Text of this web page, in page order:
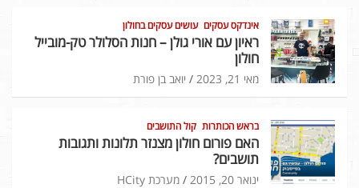
אינדקס עסקים עושים עסקים בחולון
ראיון עם אורי גולן – חנות הסלולר טק-מובייל
חולון
מאי 21, 2023 יואב בן פורת
בראש הכותרות קול התושבים
האם פורום חולון מצנזר תלונות ותגובות
תושבים?
ינואר 20, 2015 מערכת HCity